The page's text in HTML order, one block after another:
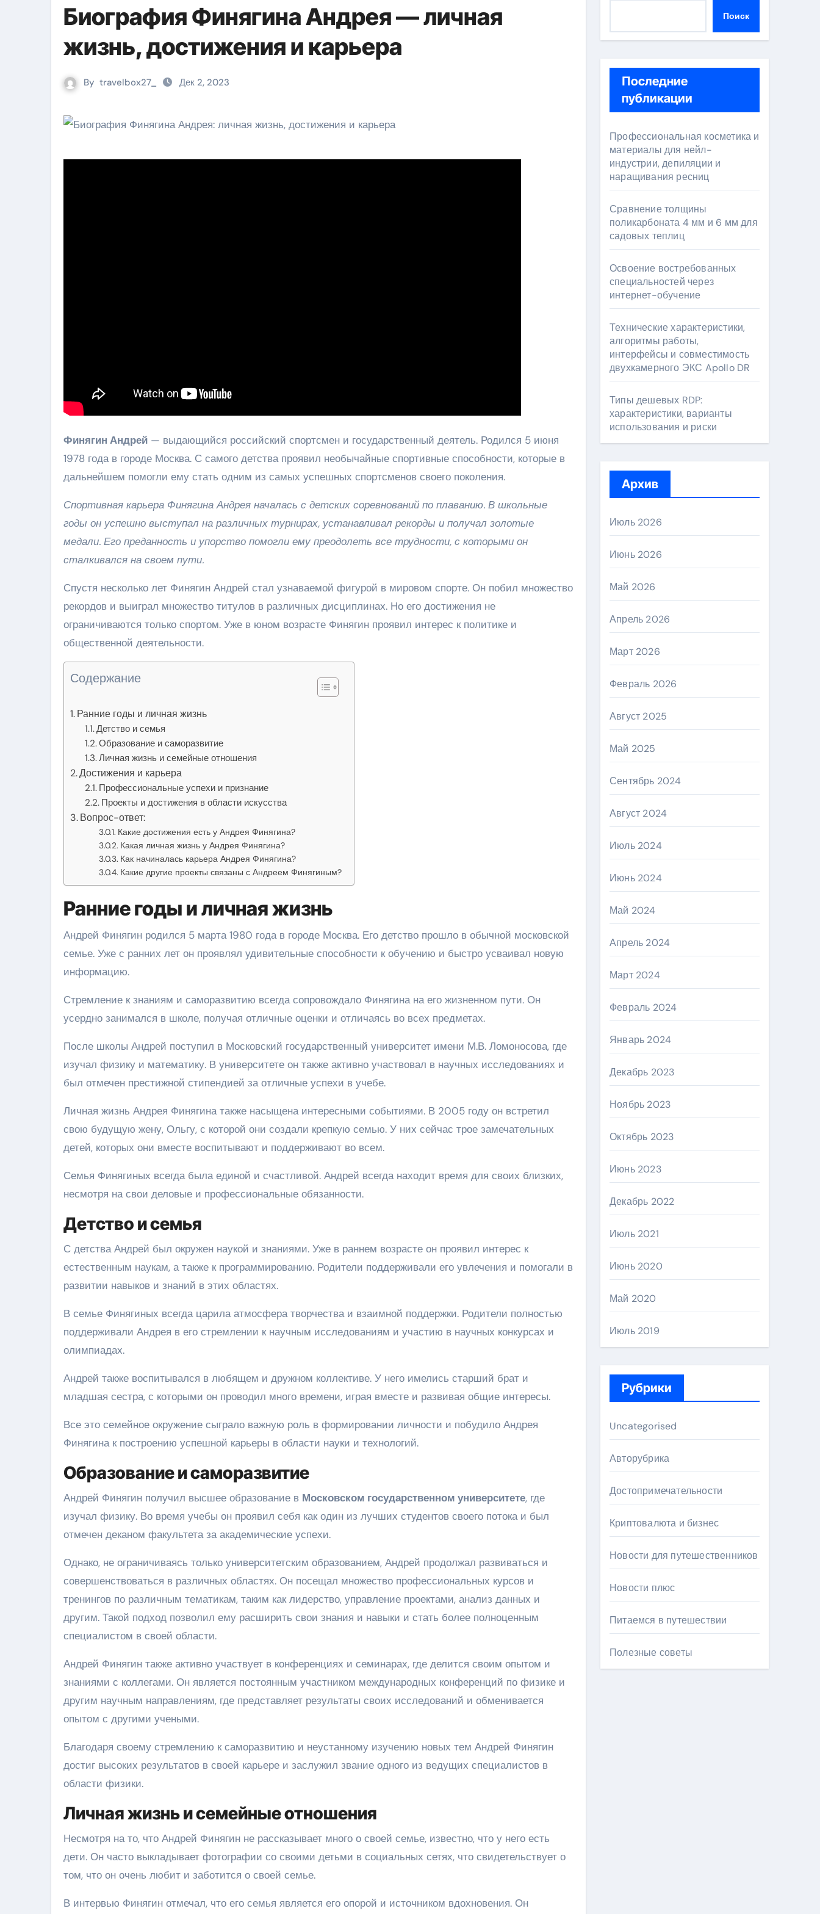
Биография Финягина Андрея — личная
жизнь, достижения и карьера
By travelbox27_ Дек 2, 2023
Финягин Андрей — выдающийся российский спортсмен и государственный деятель. Родился 5 июня
1978 года в городе Москва. С самого детства проявил необычайные спортивные способности, которые в
дальнейшем помогли ему стать одним из самых успешных спортсменов своего поколения.
Спортивная карьера Финягина Андрея началась с детских соревнований по плаванию. В школьные
годы он успешно выступал на различных турнирах, устанавливал рекорды и получал золотые
медали. Его преданность и упорство помогли ему преодолеть все трудности, с которыми он
сталкивался на своем пути.
Спустя несколько лет Финягин Андрей стал узнаваемой фигурой в мировом спорте. Он побил множество
рекордов и выиграл множество титулов в различных дисциплинах. Но его достижения не
ограничиваются только спортом. Уже в юном возрасте Финягин проявил интерес к политике и
общественной деятельности.
Содержание
Ранние годы и личная жизнь
Детство и семья
Образование и саморазвитие
Личная жизнь и семейные отношения
Достижения и карьера
Профессиональные успехи и признание
Проекты и достижения в области искусства
Вопрос-ответ:
Какие достижения есть у Андрея Финягина?
Какая личная жизнь у Андрея Финягина?
Как начиналась карьера Андрея Финягина?
Какие другие проекты связаны с Андреем Финягиным?
Ранние годы и личная жизнь
Андрей Финягин родился 5 марта 1980 года в городе Москва. Его детство прошло в обычной московской
семье. Уже с ранних лет он проявлял удивительные способности к обучению и быстро усваивал новую
информацию.
Стремление к знаниям и саморазвитию всегда сопровождало Финягина на его жизненном пути. Он
усердно занимался в школе, получая отличные оценки и отличаясь во всех предметах.
После школы Андрей поступил в Московский государственный университет имени М.В. Ломоносова, где
изучал физику и математику. В университете он также активно участвовал в научных исследованиях и
был отмечен престижной стипендией за отличные успехи в учебе.
Личная жизнь Андрея Финягина также насыщена интересными событиями. В 2005 году он встретил
свою будущую жену, Ольгу, с которой они создали крепкую семью. У них сейчас трое замечательных
детей, которых они вместе воспитывают и поддерживают во всем.
Семья Финягиных всегда была единой и счастливой. Андрей всегда находит время для своих близких,
несмотря на свои деловые и профессиональные обязанности.
Детство и семья
С детства Андрей был окружен наукой и знаниями. Уже в раннем возрасте он проявил интерес к
естественным наукам, а также к программированию. Родители поддерживали его увлечения и помогали в
развитии навыков и знаний в этих областях.
В семье Финягиных всегда царила атмосфера творчества и взаимной поддержки. Родители полностью
поддерживали Андрея в его стремлении к научным исследованиям и участию в научных конкурсах и
олимпиадах.
Андрей также воспитывался в любящем и дружном коллективе. У него имелись старший брат и
младшая сестра, с которыми он проводил много времени, играя вместе и развивая общие интересы.
Все это семейное окружение сыграло важную роль в формировании личности и побудило Андрея
Финягина к построению успешной карьеры в области науки и технологий.
Образование и саморазвитие
Андрей Финягин получил высшее образование в Московском государственном университете, где
изучал физику. Во время учебы он проявил себя как один из лучших студентов своего потока и был
отмечен деканом факультета за академические успехи.
Однако, не ограничиваясь только университетским образованием, Андрей продолжал развиваться и
совершенствоваться в различных областях. Он посещал множество профессиональных курсов и
тренингов по различным тематикам, таким как лидерство, управление проектами, анализ данных и
другим. Такой подход позволил ему расширить свои знания и навыки и стать более полноценным
специалистом в своей области.
Андрей Финягин также активно участвует в конференциях и семинарах, где делится своим опытом и
знаниями с коллегами. Он является постоянным участником международных конференций по физике и
другим научным направлениям, где представляет результаты своих исследований и обменивается
опытом с другими учеными.
Благодаря своему стремлению к саморазвитию и неустанному изучению новых тем Андрей Финягин
достиг высоких результатов в своей карьере и заслужил звание одного из ведущих специалистов в
области физики.
Личная жизнь и семейные отношения
Несмотря на то, что Андрей Финягин не рассказывает много о своей семье, известно, что у него есть
дети. Он часто выкладывает фотографии со своими детьми в социальных сетях, что свидетельствует о
том, что он очень любит и заботится о своей семье.
В интервью Финягин отмечал, что его семья является его опорой и источником вдохновения. Он
Поиск
Последние
публикации
Профессиональная косметика и
материалы для нейл-
индустрии, депиляции и
наращивания ресниц
Сравнение толщины
поликарбоната 4 мм и 6 мм для
садовых теплиц
Освоение востребованных
специальностей через
интернет-обучение
Технические характеристики,
алгоритмы работы,
интерфейсы и совместимость
двухкамерного ЭКС Apollo DR
Типы дешевых RDP:
характеристики, варианты
использования и риски
Архив
Июль 2026
Июнь 2026
Май 2026
Апрель 2026
Март 2026
Февраль 2026
Август 2025
Май 2025
Сентябрь 2024
Август 2024
Июль 2024
Июнь 2024
Май 2024
Апрель 2024
Март 2024
Февраль 2024
Январь 2024
Декабрь 2023
Ноябрь 2023
Октябрь 2023
Июнь 2023
Декабрь 2022
Июль 2021
Июнь 2020
Май 2020
Июль 2019
Рубрики
Uncategorised
Авторубрика
Достопримечательности
Криптовалюта и бизнес
Новости для путешественников
Новости плюс
Питаемся в путешествии
Полезные советы